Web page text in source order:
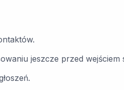
jeszcze przed wejściem